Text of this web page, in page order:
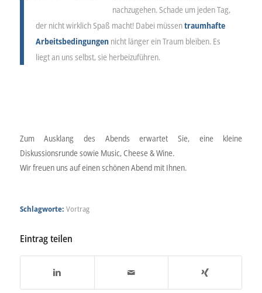
nachzugehen. Schade um jeden Tag,
der nicht wirklich Spaß macht! Dabei müssentraumhafte
Arbeitsbedingungennicht länger ein Traum bleiben. Es
liegt an uns selbst, sie herbeizuführen.
Zum Ausklang des Abends erwartet Sie, eine kleine
Diskussionsrunde sowie Music, Cheese & Wine.
Wir freuen uns auf einen schönen Abend mit Ihnen.
Schlagworte: Vortrag
Eintrag teilen